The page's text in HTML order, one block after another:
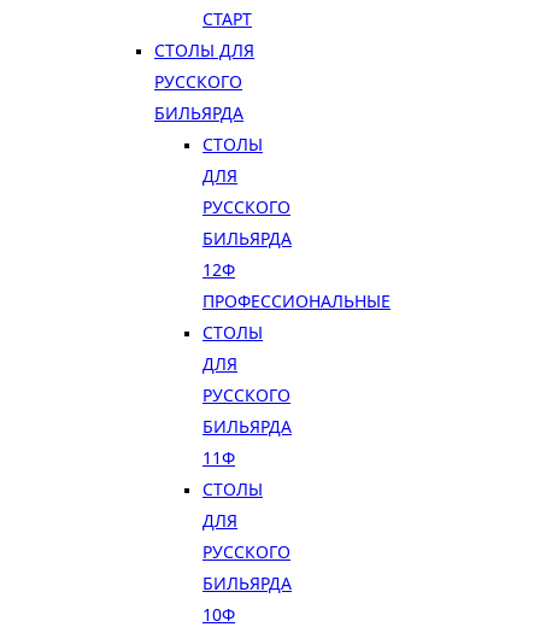
СТАРТ
СТОЛЫ ДЛЯ
РУССКОГО
БИЛЬЯРДА
СТОЛЫ
ДЛЯ
РУССКОГО
БИЛЬЯРДА
12Ф
ПРОФЕССИОНАЛЬНЫЕ
СТОЛЫ
ДЛЯ
РУССКОГО
БИЛЬЯРДА
11Ф
СТОЛЫ
ДЛЯ
РУССКОГО
БИЛЬЯРДА
10Ф